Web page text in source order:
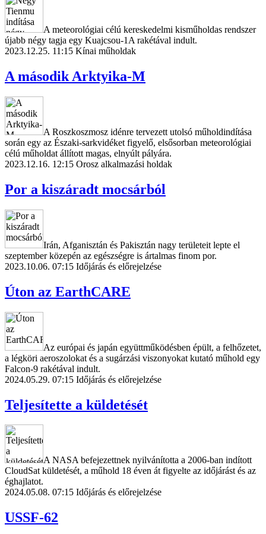
A meteorológiai célú kereskedelmi kisműholdas rendszer
újabb négy tagja egy Kuajcsou-1A rakétával indult.
2023.12.25. 11:15 Kínai műholdak
A második Arktyika-M
A Roszkoszmosz idénre tervezett utolsó műholdindítása
során egy az Északi-sarkvidéket figyelő, elsősorban meteorológiai
célú műholdat állított magas, elnyúlt pályára.
2023.12.16. 12:15 Orosz alkalmazási holdak
Por a kiszáradt mocsárból
Irán, Afganisztán és Pakisztán nagy területeit lepte el
szeptember közepén az egészségre is ártalmas finom por.
2023.10.06. 07:15 Időjárás és előrejelzése
Úton az EarthCARE
Az európai és japán együttműködésben épült, a felhőzetet,
a légköri aeroszolokat és a sugárzási viszonyokat kutató műhold egy
Falcon-9 rakétával indult.
2024.05.29. 07:15 Időjárás és előrejelzése
Teljesítette a küldetését
A NASA befejezettnek nyilvánította a 2006-ban indított
CloudSat küldetését, a műhold 18 éven át figyelte az időjárást és az
éghajlatot.
2024.05.08. 07:15 Időjárás és előrejelzése
USSF-62